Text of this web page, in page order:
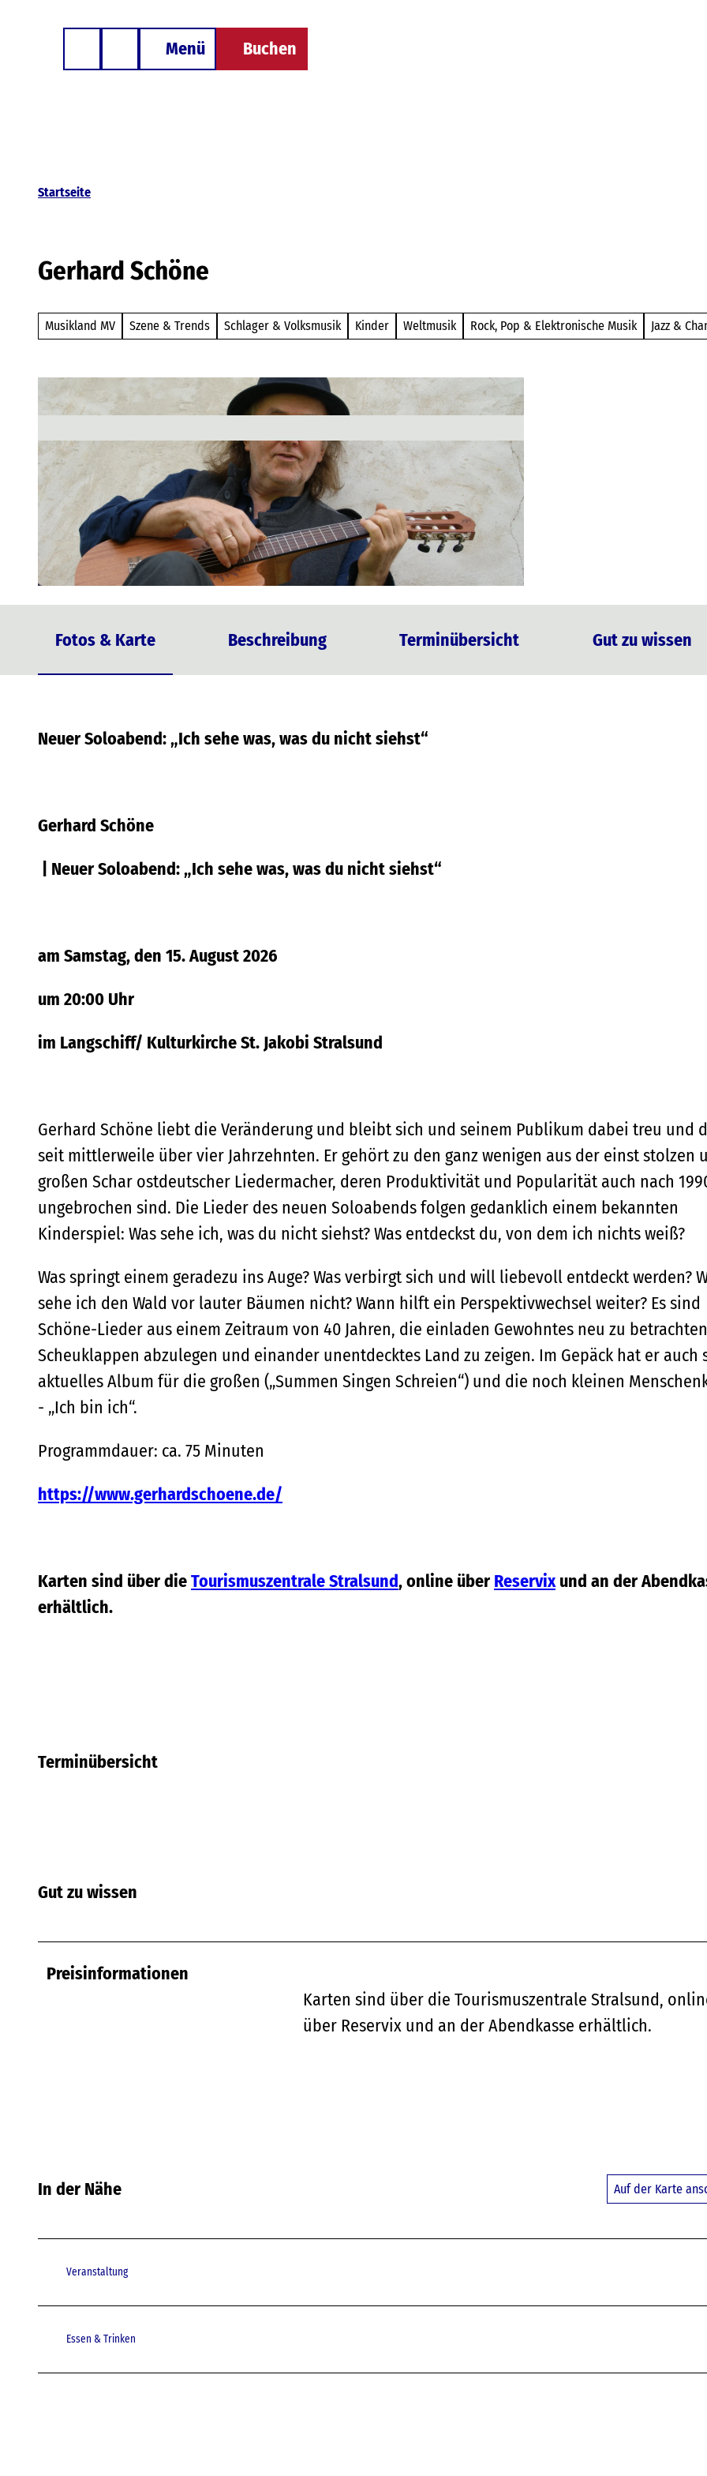
Menü Buchen
Besondere Unterkünfte
Startseite
Gerhard Schöne
Musikland MV Szene & Trends Schlager & Volksmusik Kinder Weltmusik Rock, Pop & Elektronische Musik Jazz &
Fotos & Karte Beschreibung Terminübersicht Gut zu wissen
Neuer Soloabend: „Ich sehe was, was du nicht siehst“
Gerhard Schöne
Neuer Soloabend: „Ich sehe was, was du nicht siehst“
am Samstag, den 15. August 2026
um 20:00 Uhr
im Langschiff/ Kulturkirche St. Jakobi Stralsund
Gerhard Schöne liebt die Veränderung und bleibt sich und seinem Publikum dabei treu und
seit mittlerweile über vier Jahrzehnten. Er gehört zu den ganz wenigen aus der einst stolzen
großen Schar ostdeutscher Liedermacher, deren Produktivität und Popularität auch nach
ungebrochen sind. Die Lieder des neuen Soloabends folgen gedanklich einem bekannten
Kinderspiel: Was sehe ich, was du nicht siehst? Was entdeckst du, von dem ich nichts weiß?
Was springt einem geradezu ins Auge? Was verbirgt sich und will liebevoll entdeckt werden?
sehe ich den Wald vor lauter Bäumen nicht? Wann hilft ein Perspektivwechsel weiter? Es sind
Schöne-Lieder aus einem Zeitraum von 40 Jahren, die einladen Gewohntes neu zu
Scheuklappen abzulegen und einander unentdecktes Land zu zeigen. Im Gepäck hat er auch
aktuelles Album für die großen („Summen Singen Schreien“) und die noch kleinen
- „Ich bin ich“.
Programmdauer: ca. 75 Minuten
https://www.gerhardschoene.de/
Karten sind über dieTourismuszentrale Stralsund, online über Reservixund an der
erhältlich.
Terminübersicht
Gut zu wissen
Preisinformationen
Karten sind über die Tourismuszentrale Stralsund,
über Reservix und an der Abendkasse erhältlich.
In der Nähe Auf der Karte
Veranstaltung
Essen & Trinken